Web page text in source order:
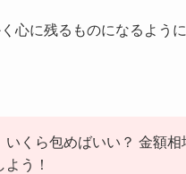
心に残るものになるよう
いくら包めばいい？ 金額
う！